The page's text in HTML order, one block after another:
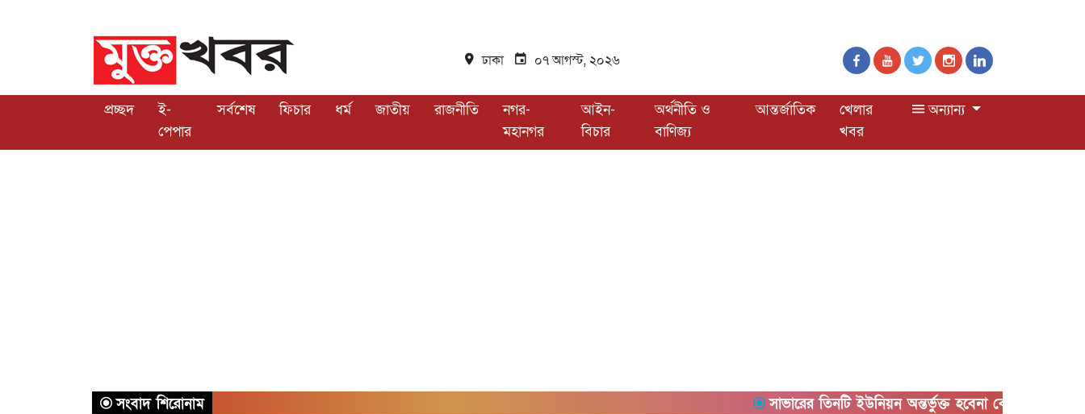
ঢাকা ০৭ আগস্ট, ২০২৬
প্রচ্ছদ
ই-
পেপার
সর্বশেষ ফিচার ধর্ম জাতীয় রাজনীতি
নগর-
মহানগর
আইন-
বিচার
অর্থনীতি ও
বাণিজ্য
আন্তর্জাতিক
খেলার
খবর
অন্যান্য
সংবাদ শিরোনাম সাভারের তিনটি ইউনিয়ন অন্তর্ভুক্ত হবেনা কেরানীগঞ্জের সাথে